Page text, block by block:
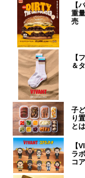
【
重
売
【
＆
子
り
と
【
ラ
コ